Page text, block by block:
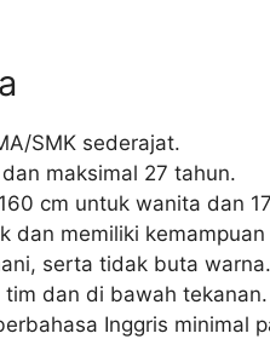
SMK sederajat.
maksimal 27 tahun.
cm untuk wanita dan
dan memiliki
serta tidak buta warna.
dan di bawah tekanan.
Inggris minimal